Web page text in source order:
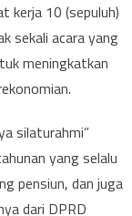
kerja 10 (sepuluh)
sekali acara yang
meningkatkan
silaturahmi”
yang selalu
pensiun, dan juga
dari DPRD